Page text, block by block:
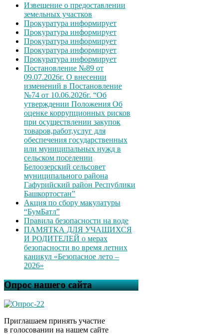
Извещение о предоставлении
земельных участков
Прокуратура информирует
Прокуратура информирует
Прокуратура информирует
Прокуратура информирует
Прокуратура информирует
Постановление №89 от
09.07.2026г. О внесении
изменений в Постановление
№74 от 10.06.2026г. “Об
утверждении Положения Об
оценке коррупционных рисков
при осуществлении закупок
товаров,работ,услуг для
обеспечения государственных
или муниципальных нужд в
сельском поселении
Белоозерский сельсовет
муниципального района
Гафурийский район Республики
Башкортостан”
Акция по сбору макулатуры
“БумБатл”
Правила безопасности на воде
ПАМЯТКА ДЛЯ УЧАЩИХСЯ
И РОДИТЕЛЕЙ о мерах
безопасности во время летних
каникул «Безопасное лето –
2026»
Опрос нашего сайта
Приглашаем принять участие
в голосовании на нашем сайте